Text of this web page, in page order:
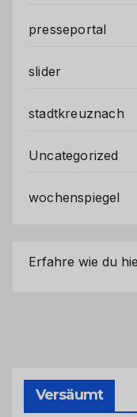
presseportal
slider
stadtkreuznach
Uncategorized
wochenspiegel
Erfahre wie du
Versäumt